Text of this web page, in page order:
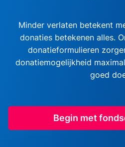
Minder verlaten betekent
donaties betekenen alles.
donatieformulieren
donatiemogelijkheid
goed
Begin met